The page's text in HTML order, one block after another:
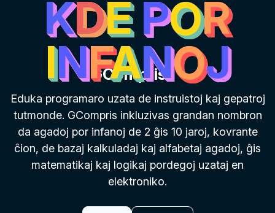
KDE POR
INFANOJ
GCompris
Eduka programaro uzata de instruistoj kaj gepatroj
tutmonde. GCompris inkluzivas grandan nombron
da agadoj por infanoj de 2 ĝis 10 jaroj, kovrante
ĉion, de bazaj kalkuladaj kaj alfabetaj agadoj, ĝis
matematikaj kaj logikaj pordegoj uzataj en
elektroniko.